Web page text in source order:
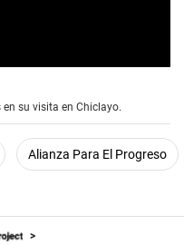
su visita en Chiclayo.
Alianza Para El Progreso